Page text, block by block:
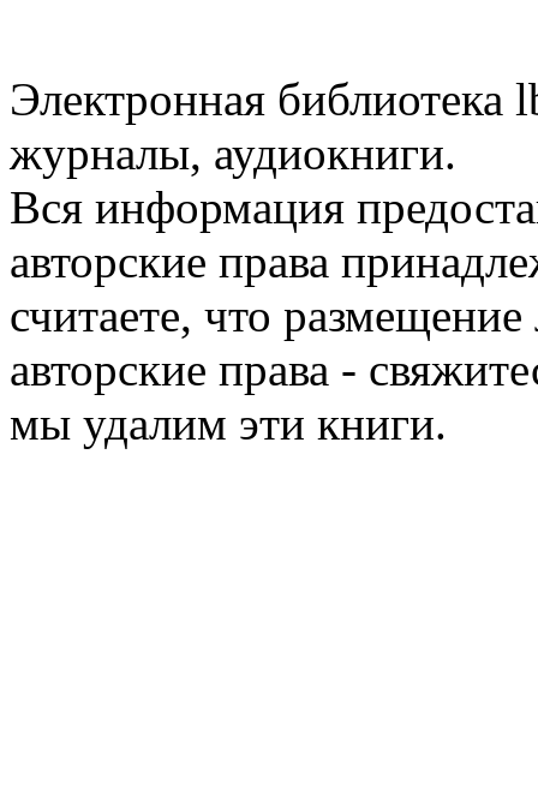
Электронная библиотека
журналы, аудиокниги.
Вся информация
авторские права
считаете, что
авторские права -
мы удалим эти книги.